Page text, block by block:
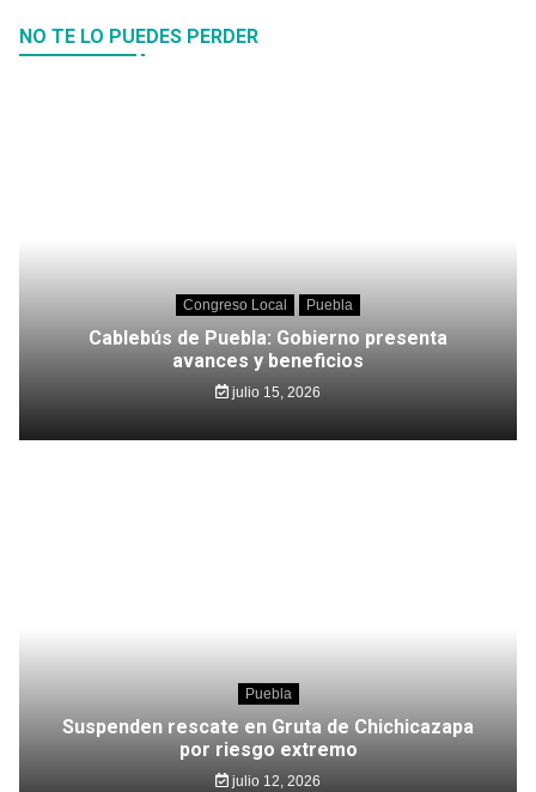
NO TE LO PUEDES PERDER
Congreso Local Puebla
Cablebús de Puebla: Gobierno presenta
avances y beneficios
julio 15, 2026
Puebla
Suspenden rescate en Gruta de Chichicazapa
por riesgo extremo
julio 12, 2026